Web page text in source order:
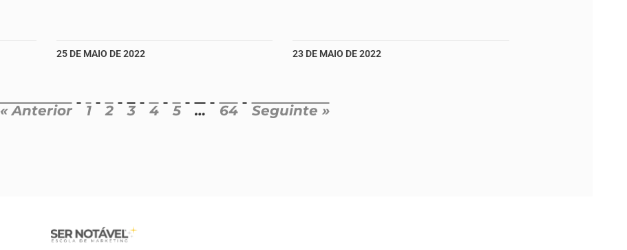
25 DE MAIO DE 2022 23 DE MAIO DE 2022
« Anterior 1 2 3 4 5 … 64 Seguinte »